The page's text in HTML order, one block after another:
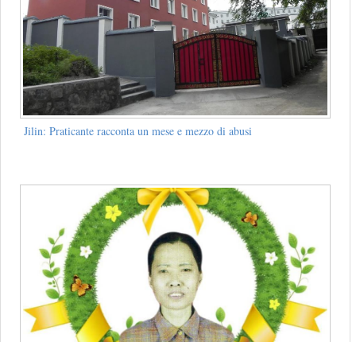
Jilin: Praticante racconta un mese e mezzo di abusi